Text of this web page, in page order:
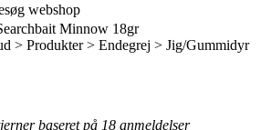
webshop
Minnow 18gr
> Produkter > Endegrej > Jig/Gummidyr
baseret på 18 anmeldelser